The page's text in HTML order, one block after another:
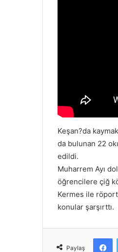
Keşan?da
da bulunan 22
edildi.
Muharrem Ayı
öğrencilere çiğ
Kermes ile
konular şarşırttı.
Paylaş